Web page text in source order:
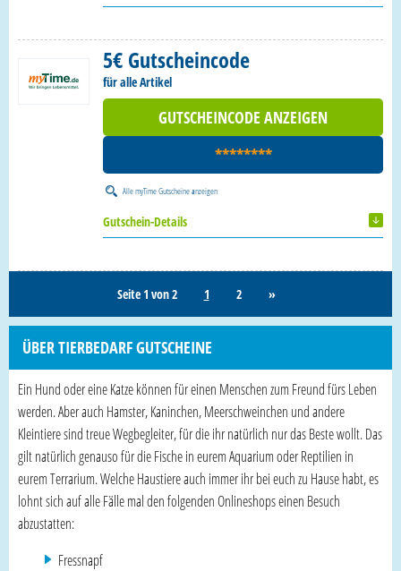
5€ Gutscheincode
für alle Artikel
GUTSCHEINCODE ANZEIGEN
********
AllemyTime Gutscheineanzeigen
Gutschein-Details
Seite 1 von 2 1 2 »
ÜBER TIERBEDARF GUTSCHEINE
Ein Hund oder eine Katze können für einen Menschen zum Freund fürs Leben
werden. Aber auch Hamster, Kaninchen, Meerschweinchen und andere
Kleintiere sind treue Wegbegleiter, für die ihr natürlich nur das Beste wollt. Das
gilt natürlich genauso für die Fische in eurem Aquarium oder Reptilien in
eurem Terrarium. Welche Haustiere auch immer ihr bei euch zu Hause habt, es
lohnt sich auf alle Fälle mal den folgenden Onlineshops einen Besuch
abzustatten:
Fressnapf